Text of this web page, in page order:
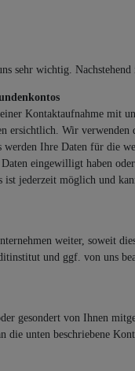
sehr wichtig.
Kontaktaufnahme
Wir
Ihre Daten für die
eingewilligt haben
jederzeit möglich und
weiter, soweit
und ggf. von uns
gesondert von Ihnen
unten beschriebene